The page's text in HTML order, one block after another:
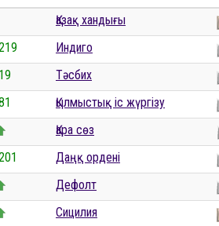
Қазақ хандығы
Индиго
19 Тәсбих
Қылмыстық іс жүргізу
Қара сөз
Даңқ ордені
Дефолт
Сицилия